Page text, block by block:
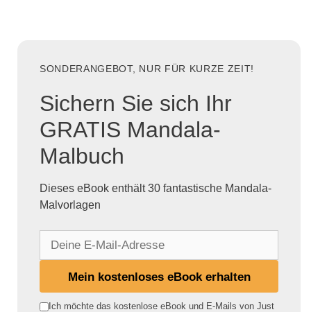
SONDERANGEBOT, NUR FÜR KURZE ZEIT!
Sichern Sie sich Ihr
GRATIS Mandala-
Malbuch
Dieses eBook enthält 30 fantastische Mandala-
Malvorlagen
e
Mein kostenloses eBook erhalten
Ich möchte das kostenlose eBook und E-Mails von Just